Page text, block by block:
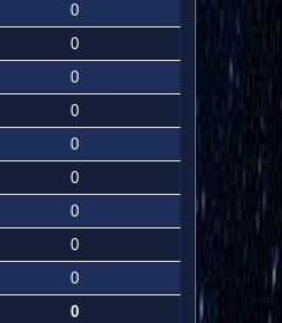
0
0
0
0
0
0
0
0
0
0